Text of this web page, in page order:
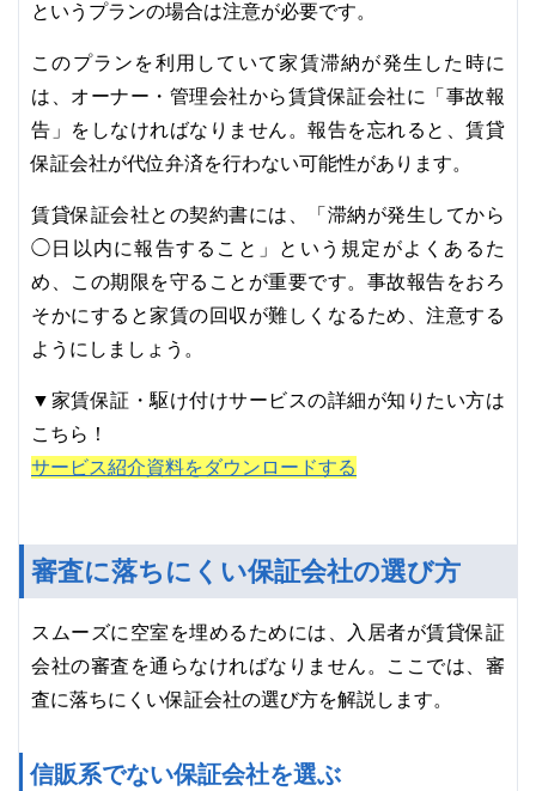
というプランの場合は注意が必要です。
このプランを利用していて家賃滞納が発生した時に
は、オーナー・管理会社から賃貸保証会社に「事故報
告」をしなければなりません。報告を忘れると、賃貸
保証会社が代位弁済を行わない可能性があります。
賃貸保証会社との契約書には、「滞納が発生してから
◯日以内に報告すること」という規定がよくあるた
め、この期限を守ることが重要です。事故報告をおろ
そかにすると家賃の回収が難しくなるため、注意する
ようにしましょう。
▼家賃保証・駆け付けサービスの詳細が知りたい方は
こちら！
サービス紹介資料をダウンロードする
審査に落ちにくい保証会社の選び方
スムーズに空室を埋めるためには、入居者が賃貸保証
会社の審査を通らなければなりません。ここでは、審
査に落ちにくい保証会社の選び方を解説します。
信販系でない保証会社を選ぶ